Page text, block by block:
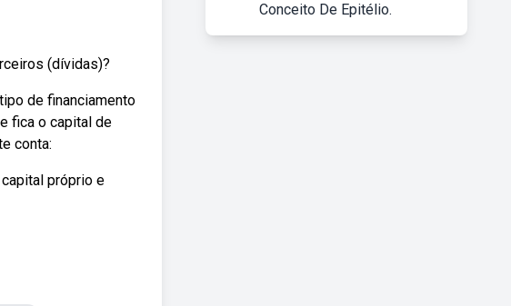
(dívidas)?
de financiamento
fica o capital de
conta:
próprio e
Conceito De Epitélio.